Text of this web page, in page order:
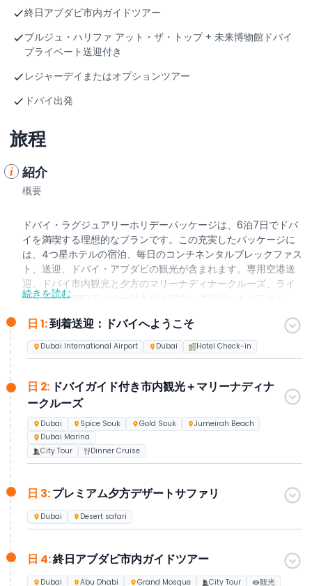
終日アブダビ市内ガイドツアー
ブルジュ・ハリファ アット・ザ・トップ + 未来博物館ドバイ
プライベート送迎付き
レジャーデイまたはオプションツアー
ドバイ出発
旅程
紹介
概要
ドバイ・ラグジュアリーホリデーパッケージは、6泊7日でドバ
イを満喫する理想的なプランです。この充実したパッケージに
は、4つ星ホテルの宿泊、毎日のコンチネンタルブレックファス
ト、送迎、ドバイ・アブダビの観光が含まれます。専用空港送
迎、ドバイ市内観光と夕方のマリーナディナークルーズ、ライ
ブショーとBBQディナー付きのイブニングデザートサファリ、
ブルジュ・ハリファ「アット・ザ・トップ」へのチケットと復
路の専用送迎が含まれています。初めてのドバイ訪問者に合わ
せたオールインクルーシブパッケージで、ご要望に応じてさら
続きを読む
日 1:到着送迎：ドバイへようこそ
Dubai International Airport Dubai Hotel Check-in
日 2: ドバイガイド付き市内観光＋マリーナディナ
ークルーズ
Dubai Spice Souk Gold Souk
Jumeirah Beach
Dubai Marina
City Tour
Dinner Cruise
日 3:プレミアム夕方デザートサファリ
Dubai Desert safari
日 4:終日アブダビ市内ガイドツアー
Dubai Abu Dhabi Grand Mosque City Tour 観光